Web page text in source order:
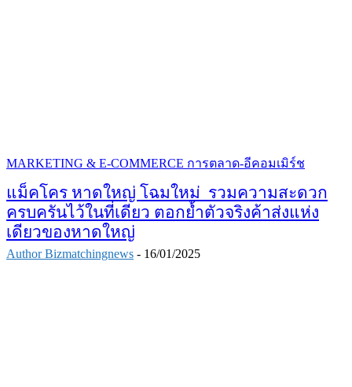
MARKETING & E-COMMERCE การตลาด-อีคอมเมิร์ช
แม็คโคร หาดใหญ่ โฉมใหม่ รวมความสะดวก
ครบครันไว้ในที่เดียว ตอกย้ำตัวจริงค้าส่งแห่ง
เดียวของหาดใหญ่
Author Bizmatchingnews - 16/01/2025